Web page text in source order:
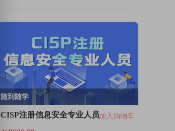
随到随学
CISP注册信息安全专业人员加入购物车